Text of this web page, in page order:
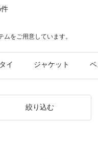
をご用意しています。
イ ジャケット
絞り込む